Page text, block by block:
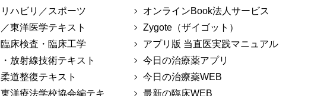
リハビリ／スポーツ
／東洋医学テキスト
臨床検査・臨床工学
・放射線技術テキスト
柔道整復テキスト
東洋療法学校協会編テキ
オンラインBook法人サービス
Zygote（ザイゴット）
アプリ版 当直医実践マニュアル
今日の治療薬アプリ
今日の治療薬WEB
最新の臨床WEB